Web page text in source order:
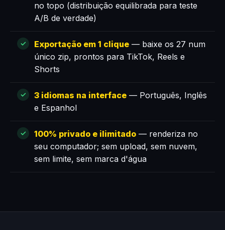
no topo (distribuição equilibrada para teste
A/B de verdade)
Exportação em 1 clique — baixe os 27 num
único zip, prontos para TikTok, Reels e
Shorts
3 idiomas na interface — Português, Inglês
e Espanhol
100% privado e ilimitado — renderiza no
seu computador; sem upload, sem nuvem,
sem limite, sem marca d'água